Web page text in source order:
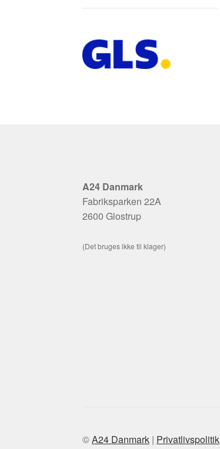
A24 Danmark
Fabriksparken 22A
2600 Glostrup
(Det bruges ikke til klager)
©A24 Danmark | Privatlivspolitik